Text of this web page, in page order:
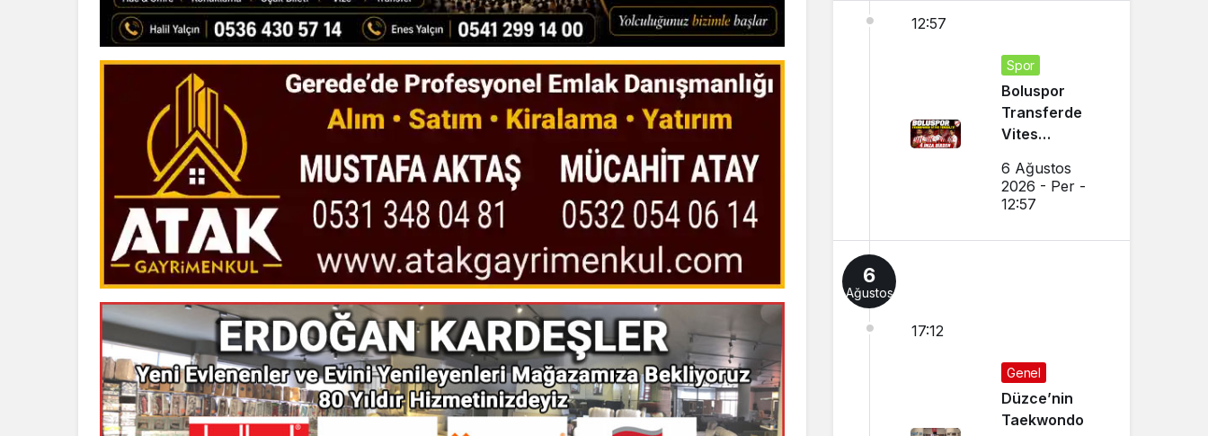
12:57
Spor
Boluspor
Transferde
Vites
6 Ağustos
2026 - Per -
12:57
6
Ağustos
17:12
Genel
Düzce’nin
Taekwondo